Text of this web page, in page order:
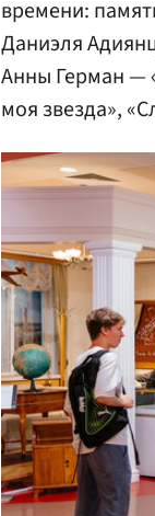
времени:
Даниэля
Анны Герман —
моя звезда»,